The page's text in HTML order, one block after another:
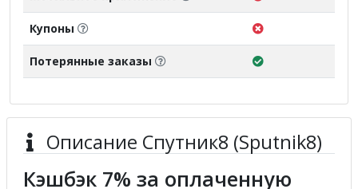
Купоны
Потерянные заказы
Описание Спутник8 (Sputnik8)
Кэшбэк 7% за оплаченную